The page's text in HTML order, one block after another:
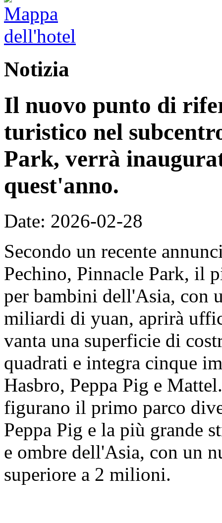
Notizia
Il nuovo punto di
turistico nel
Park, verrà
quest'anno.
Date: 2026-02-28
Secondo un recente
Pechino, Pinnacle Park, il
per bambini dell'Asia, con
miliardi di yuan, aprirà
vanta una superficie di
quadrati e integra cinque
Hasbro, Peppa Pig e
figurano il primo parco
Peppa Pig e la più grande
e ombre dell'Asia, con un
superiore a 2 milioni.